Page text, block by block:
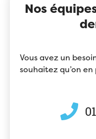
Nos
Vous avez un
souhaitez qu’on